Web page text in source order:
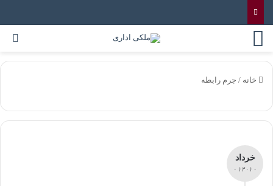
خانه / جرم رابطه
خرداد
- ۱۴۰۱ -